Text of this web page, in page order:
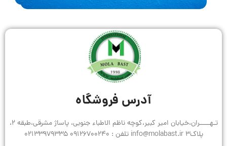
آدرس فروشگاه
تـهـــــران،خیابان امیر کبیر،کوچه ناظم الاطباء جنوبی، پاساژ مشرقی،طبقه 2،
پلاک3 info@molabast.ir تلفن : 09126700240 02133979335